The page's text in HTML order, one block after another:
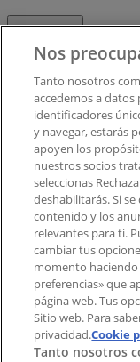
Contacto
Tienda mal
Notificar un
¿Encontraste
aplicación?
Índices
Marcas
Marcas locales
Negocios
Negocios
Nos
Tanto nosotros
accedemos a datos
identificadores
y navegar, estarás
apoyen los
nuestros socios
seleccionas
deshabilitarás. Si
contenido y los
relevantes para ti.
cambiar tus
momento haciendo
preferencias» que
página web. Tus
Sitio web. Para
privacidad.Cookie
Tanto nosotros